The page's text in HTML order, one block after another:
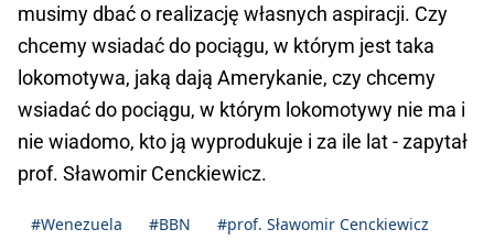
musimy dbać o realizację własnych aspiracji. Czy
chcemy wsiadać do pociągu, w którym jest taka
lokomotywa, jaką dają Amerykanie, czy chcemy
wsiadać do pociągu, w którym lokomotywy nie ma i
nie wiadomo, kto ją wyprodukuje i za ile lat - zapytał
prof. Sławomir Cenckiewicz.
#Wenezuela #BBN
#prof. Sławomir Cenckiewicz